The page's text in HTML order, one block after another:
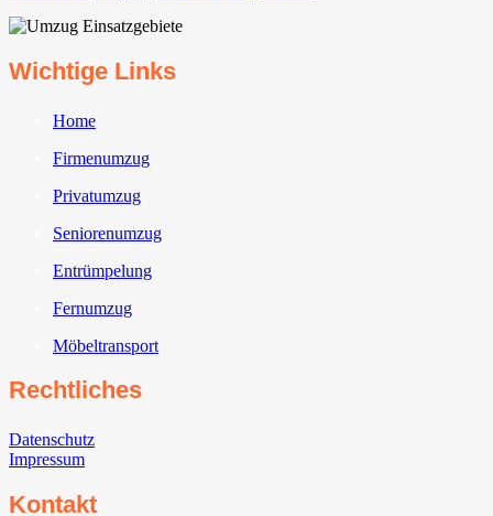
Wichtige Links
Home
Firmenumzug
Privatumzug
Seniorenumzug
Entrümpelung
Fernumzug
Möbeltransport
Rechtliches
Datenschutz
Impressum
Kontakt